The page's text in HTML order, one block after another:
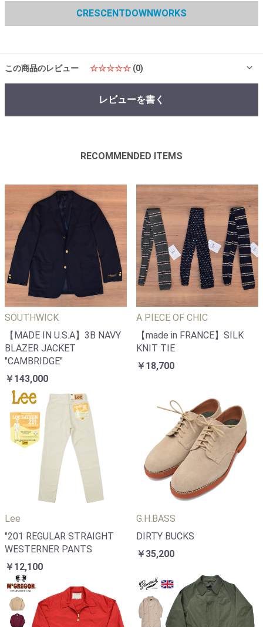
CRESCENTDOWNWORKS
この商品のレビュー ☆☆☆☆☆ (0)
レビューを書く
RECOMMENDED ITEMS
SOUTHWICK
【MADE IN U.S.A】3B NAVY
BLAZER JACKET
"CAMBRIDGE"
￥143,000
A PIECE OF CHIC
【made in FRANCE】SILK
KNIT TIE
￥18,700
Lee
"201 REGULAR STRAIGHT
WESTERNER PANTS
￥12,100
G.H.BASS
DIRTY BUCKS
￥35,200